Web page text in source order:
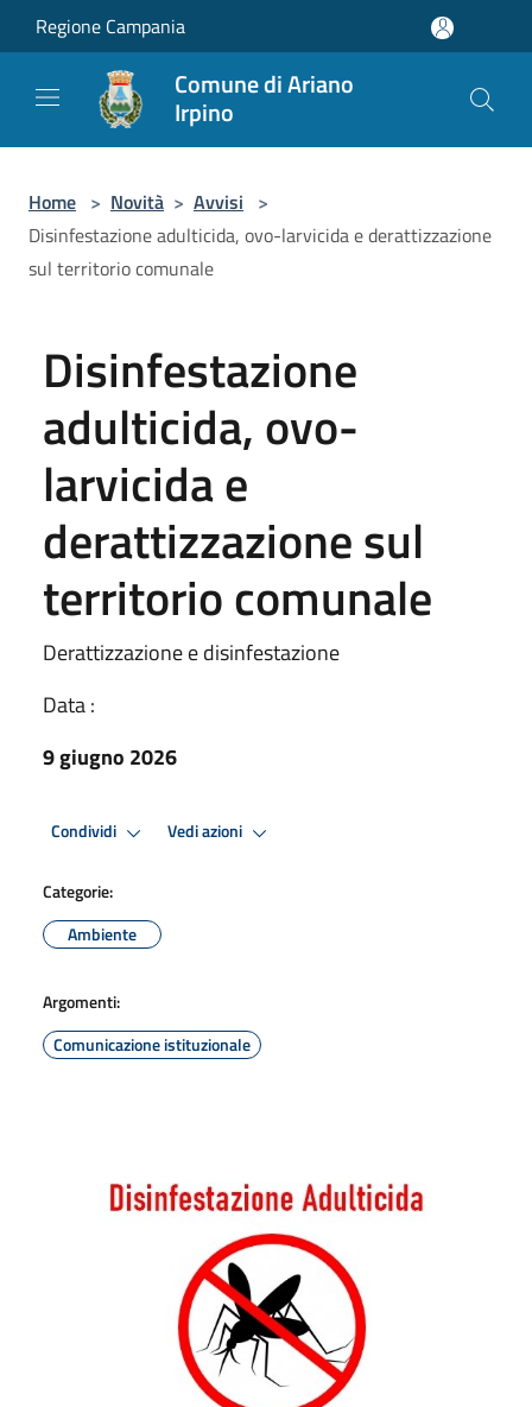
Salta al contenuto principale
Regione Campania
Comune di Ariano
Irpino
Home > Novità > Avvisi >
Disinfestazione adulticida, ovo-larvicida e derattizzazione
sul territorio comunale
Disinfestazione
adulticida, ovo-
larvicida e
derattizzazione sul
territorio comunale
Derattizzazione e disinfestazione
Data :
9 giugno 2026
Condividi Vedi azioni
Categorie:
Ambiente
Argomenti:
Comunicazione istituzionale